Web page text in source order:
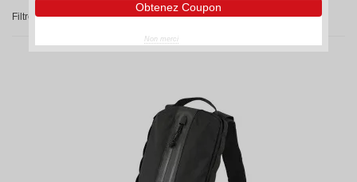
Obtenez Coupon
Non merci
Filtre